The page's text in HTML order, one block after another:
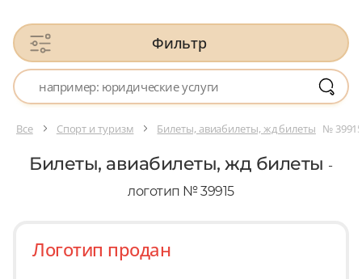
Фильтр
Все Спорт и туризм Билеты, авиабилеты, жд билеты №
Билеты, авиабилеты, жд билеты -
логотип № 39915
Логотип продан